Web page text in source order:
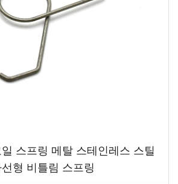
스프링 메탈 스테인레스 스틸
선형 비틀림 스프링